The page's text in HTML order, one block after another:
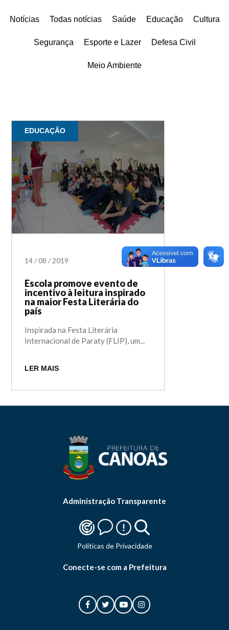
Notícias Todas notícias Saúde Educação Cultura
Segurança Esporte e Lazer Defesa Civil
Meio Ambiente
EDUCAÇÃO
14 /08 /2019
Escola promove evento de
incentivo à leitura inspirado
na maior Festa Literária do
país
Inspirada na Festa Literária
Internacional de Paraty (FLIP), um...
LER MAIS
Administração Transparente
Politicas de Privacidade
Conecte-se com a Prefeitura